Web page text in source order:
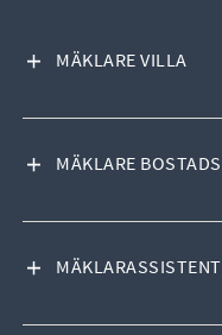
MÄKLARE VILLA
VISA INNEHÅLL
MÄKLARE
VISA INNEHÅLL
VISA INNEHÅLL